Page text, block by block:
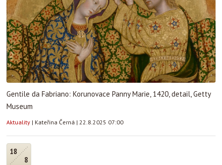
Gentile da Fabriano: Korunovace Panny Marie, 1420, detail, Getty
Museum
Aktuality | Kateřina Černá | 22.8.2025 07:00
18
8